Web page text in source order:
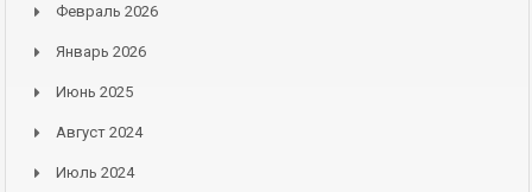
Февраль 2026
Январь 2026
Июнь 2025
Август 2024
Июль 2024